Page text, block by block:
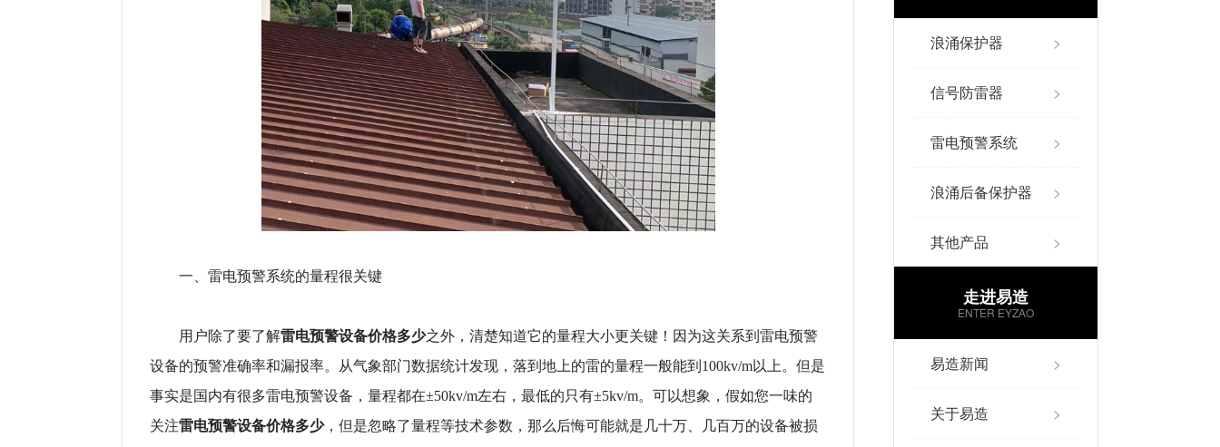
一、雷电预警系统的量程很关键
用户除了要了解雷电预警设备价格多少之外，清楚知道它的量程大小更关键！因为这关系到雷电预警
设备的预警准确率和漏报率。从气象部门数据统计发现，落到地上的雷的量程一般能到100kv/m以上。但是
事实是国内有很多雷电预警设备，量程都在±50kv/m左右，最低的只有±5kv/m。可以想象，假如您一味的
关注雷电预警设备价格多少，但是忽略了量程等技术参数，那么后悔可能就是几十万、几百万的设备被损
浪涌保护器 >
信号防雷器 >
雷电预警系统 >
浪涌后备保护器 >
其他产品 >
走进易造
ENTER EYZAO
易造新闻 >
关于易造 >